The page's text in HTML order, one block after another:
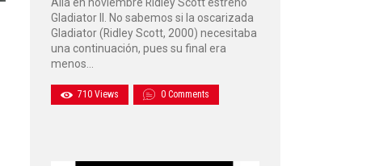
Allá en noviembre Ridley Scott estrenó
Gladiator II. No sabemos si la oscarizada
Gladiator (Ridley Scott, 2000) necesitaba
una continuación, pues su final era
menos…
710 Views 0 Comments